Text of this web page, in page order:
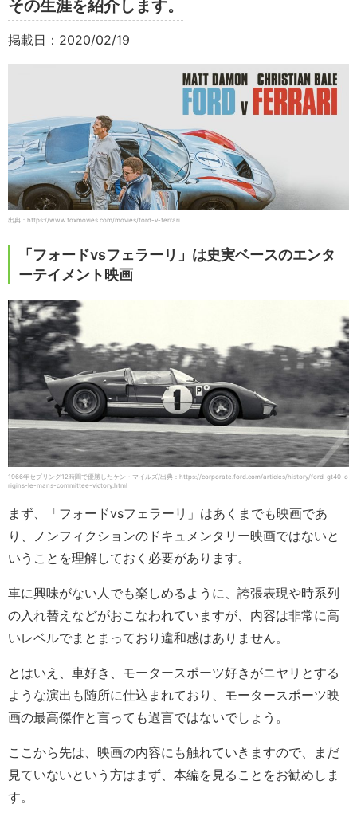
その生涯を紹介します。
掲載日：2020/02/19
出典：https://www.foxmovies.com/movies/ford-v-ferrari
「フォードvsフェラーリ」は史実ベースのエンタ
ーテイメント映画
1966年セブリング12時間で優勝したケン・マイルズ/出典：https://corporate.ford.com/articles/history/ford-gt40-o
rigins-le-mans-committee-victory.html
まず、「フォードvsフェラーリ」はあくまでも映画であ
り、ノンフィクションのドキュメンタリー映画ではないと
いうことを理解しておく必要があります。
車に興味がない人でも楽しめるように、誇張表現や時系列
の入れ替えなどがおこなわれていますが、内容は非常に高
いレベルでまとまっており違和感はありません。
とはいえ、車好き、モータースポーツ好きがニヤリとする
ような演出も随所に仕込まれており、モータースポーツ映
画の最高傑作と言っても過言ではないでしょう。
ここから先は、映画の内容にも触れていきますので、まだ
見ていないという方はまず、本編を見ることをお勧めしま
す。